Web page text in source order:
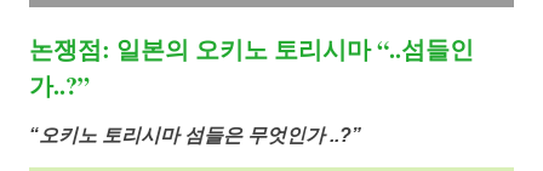
논쟁점: 일본의 오키노 토리시마 “..섬들인
가..?”
“오키노 토리시마 섬들은 무엇인가 ..?”